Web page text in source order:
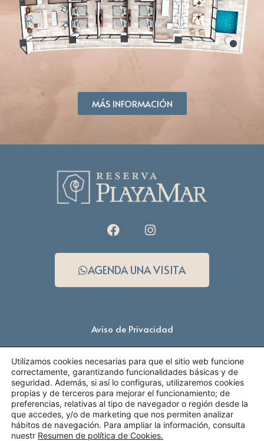
MÁS INFORMACIÓN
AGENDA UNA VISITA
Aviso de Privacidad
Utilizamos cookies necesarias para que el sitio web funcione
correctamente, garantizando funcionalidades básicas y de
seguridad. Además, si así lo configuras, utilizaremos cookies
propias y de terceros para mejorar el funcionamiento; de
preferencias, relativas al tipo de navegador o región desde la
que accedes, y/o de marketing que nos permiten analizar
hábitos de navegación. Para ampliar la información, consulta
nuestr Resumen de política de Cookies.